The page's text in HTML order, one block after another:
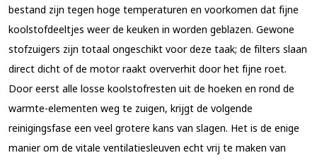
bestand zijn tegen hoge temperaturen en voorkomen dat fijne
koolstofdeeltjes weer de keuken in worden geblazen. Gewone
stofzuigers zijn totaal ongeschikt voor deze taak; de filters slaan
direct dicht of de motor raakt oververhit door het fijne roet.
Door eerst alle losse koolstofresten uit de hoeken en rond de
warmte-elementen weg te zuigen, krijgt de volgende
reinigingsfase een veel grotere kans van slagen. Het is de enige
manier om de vitale ventilatiesleuven echt vrij te maken van